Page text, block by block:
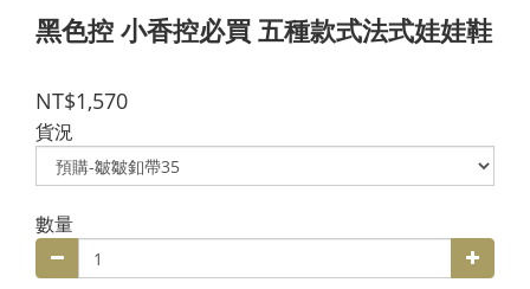
黑色控 小香控必買 五種款式法式娃娃鞋
NT$1,570
貨況
數量